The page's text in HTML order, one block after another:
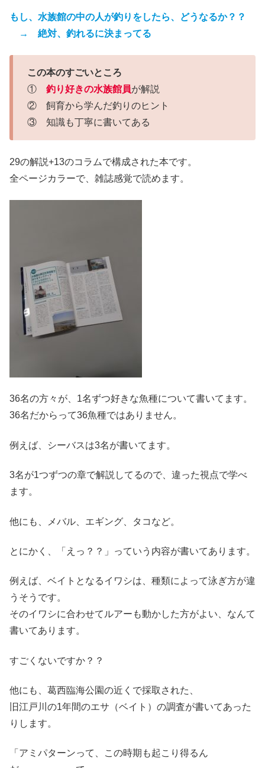
もし、水族館の中の人が釣りをしたら、どうなるか？？
→ 絶対、釣れるに決まってる
この本のすごいところ
① 釣り好きの水族館員が解説
② 飼育から学んだ釣りのヒント
③ 知識も丁寧に書いてある
29の解説+13のコラムで構成された本です。
全ページカラーで、雑誌感覚で読めます。
36名の方々が、1名ずつ好きな魚種について書いてます。
36名だからって36魚種ではありません。
例えば、シーバスは3名が書いてます。
3名が1つずつの章で解説してるので、違った視点で学べ
ます。
他にも、メバル、エギング、タコなど。
とにかく、「えっ？？」っていう内容が書いてあります。
例えば、ベイトとなるイワシは、種類によって泳ぎ方が違
うそうです。
そのイワシに合わせてルアーも動かした方がよい、なんて
書いてあります。
すごくないですか？？
他にも、葛西臨海公園の近くで採取された、
旧江戸川の1年間のエサ（ベイト）の調査が書いてあった
りします。
「アミパターンって、この時期も起こり得るん